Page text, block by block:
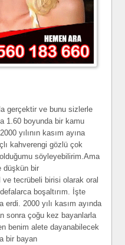
gerçektir ve bunu sizlerle
1.60 boyunda bir kamu
yılının kasım ayına
kahverengi gözlü çok
söyleyebilirim.Ama
düşkün bir
tecrübeli birisi olarak oral
boşaltırım. İşte
2000 yılı kasım ayında
sonra çoğu kez bayanlarla
benim alete dayanabilecek
bir bayan